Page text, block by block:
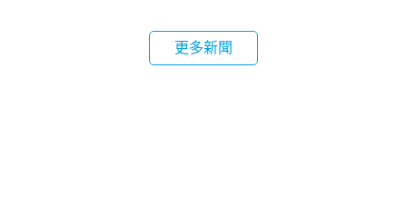
更多新聞